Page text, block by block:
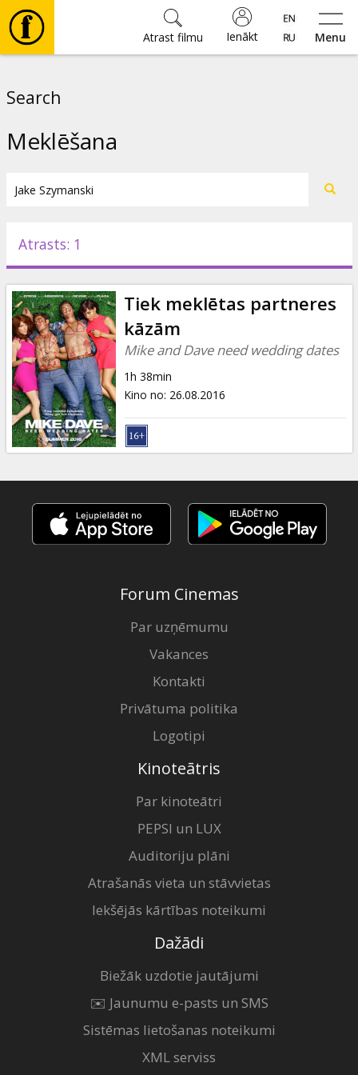
Menu
Ienākt
Atrast filmu
Pasākumi
Ziņas
Dāvanu
kartes
Uzkodas
B2B
Kino
Klubs
Search
Meklēšana
Atrasts: 1
Tiek meklētas partneres
kāzām
Mike and Dave need wedding dates
1h 38min
Kino no: 26.08.2016
Forum Cinemas
Par uzņēmumu
Vakances
Kontakti
Privātuma politika
Logotipi
Kinoteātris
Par kinoteātri
PEPSI un LUX
Auditoriju plāni
Atrašanās vieta un stāvvietas
Iekšējās kārtības noteikumi
Dažādi
Biežāk uzdotie jautājumi
✉️ Jaunumu e-pasts un SMS
Sistēmas lietošanas noteikumi
XML serviss